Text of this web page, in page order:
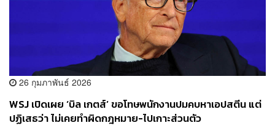
26 กุมภาพันธ์ 2026
WSJ เปิดเผย ‘บิล เกตส์’ ขอโทษพนักงานปมคบหาเอปสตีน แต่
ปฏิเสธว่า ไม่เคยทำผิดกฎหมาย-ไปเกาะส่วนตัว